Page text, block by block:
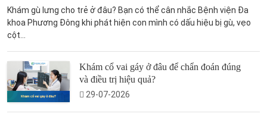
Khám gù lưng cho trẻ ở đâu? Bạn có thể cân nhắc Bệnh viện Đa
khoa Phương Đông khi phát hiện con mình có dấu hiệu bị gù, vẹo
cột...
Khám cổ vai gáy ở đâu để chẩn đoán đúng
và điều trị hiệu quả?
29-07-2026